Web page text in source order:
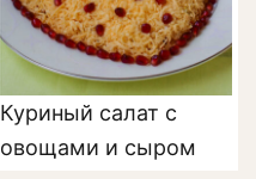
Куриный салат с
овощами и сыром